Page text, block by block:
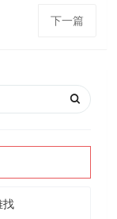
下一篇
找